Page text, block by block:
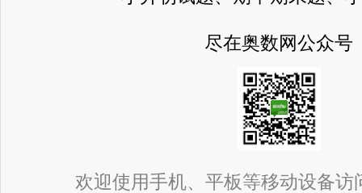
尽在奥数网公众号
欢迎使用手机、平板等移动设备访